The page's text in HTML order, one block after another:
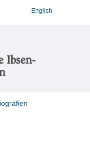
English
Ibsen-